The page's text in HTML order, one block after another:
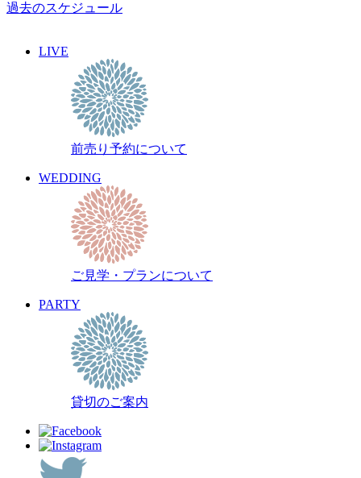
過去のスケジュール
LIVE
前売り予約について
WEDDING
ご見学・プランについて
PARTY
貸切のご案内